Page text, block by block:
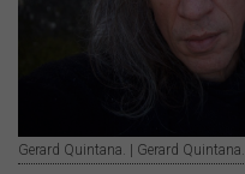
Gerard Quintana. | Gerard Quintana.